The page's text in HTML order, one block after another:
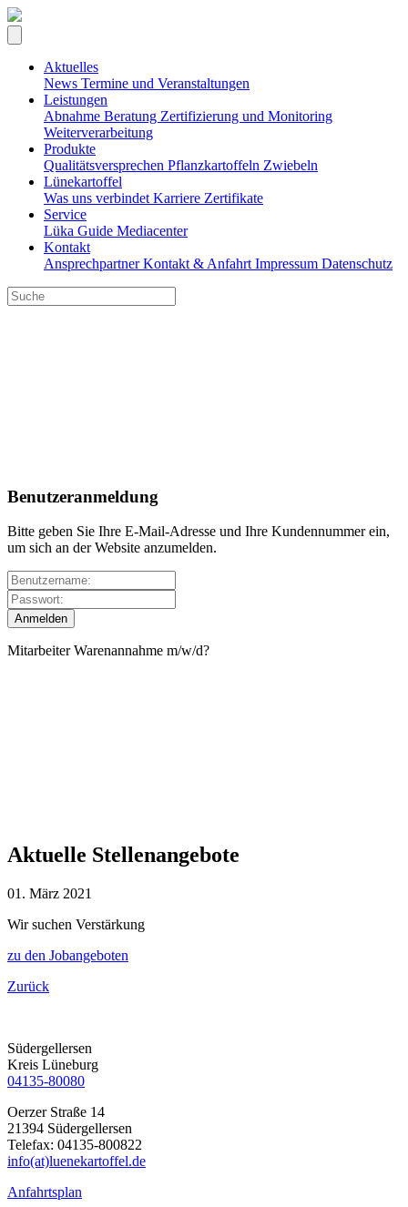
Aktuelles
News Termine und Veranstaltungen
Leistungen
Abnahme Beratung Zertifizierung und Monitoring
Weiterverarbeitung
Produkte
Qualitätsversprechen Pflanzkartoffeln Zwiebeln
Lünekartoffel
Was uns verbindet Karriere Zertifikate
Service
Lüka Guide Mediacenter
Kontakt
AnsprechpartnerKontakt & Anfahrt Impressum Datenschutz
Benutzeranmeldung
Bitte geben Sie Ihre E-Mail-Adresse und Ihre Kundennummer ein,
um sich an der Website anzumelden.
Mitarbeiter Warenannahme m/w/d?
Aktuelle Stellenangebote
01. März 2021
Wir suchen Verstärkung
zu den Jobangeboten
Zurück
Südergellersen
Kreis Lüneburg
04135-80080
Oerzer Straße 14
21394 Südergellersen
Telefax: 04135-800822
info(at)luenekartoffel.de
Anfahrtsplan